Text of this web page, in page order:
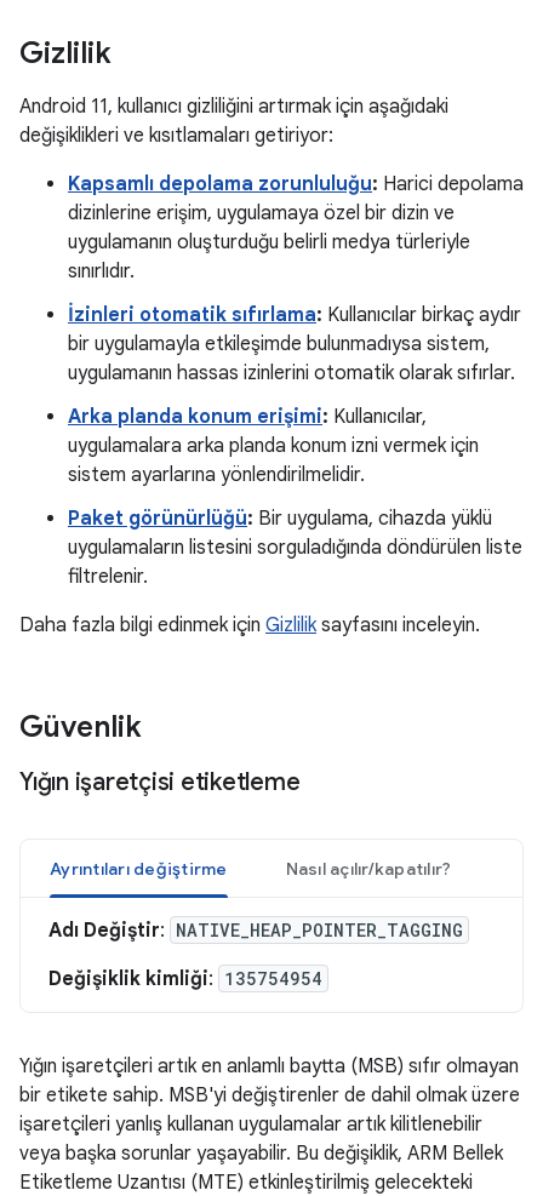
Gizlilik
Android 11, kullanıcı gizliliğini artırmak için aşağıdaki
değişiklikleri ve kısıtlamaları getiriyor:
Kapsamlı depolama zorunluluğu: Harici depolama
dizinlerine erişim, uygulamaya özel bir dizin ve
uygulamanın oluşturduğu belirli medya türleriyle
sınırlıdır.
İzinleri otomatik sıfırlama: Kullanıcılar birkaç aydır
bir uygulamayla etkileşimde bulunmadıysa sistem,
uygulamanın hassas izinlerini otomatik olarak sıfırlar.
Arka planda konum erişimi: Kullanıcılar,
uygulamalara arka planda konum izni vermek için
sistem ayarlarına yönlendirilmelidir.
Paket görünürlüğü: Bir uygulama, cihazda yüklü
uygulamaların listesini sorguladığında döndürülen liste
filtrelenir.
Daha fazla bilgi edinmek için Gizliliksayfasını inceleyin.
Güvenlik
Yığın işaretçisi etiketleme
Ayrıntıları değiştirme Nasıl açılır/kapatılır?
Adı Değiştir: NATIVE_HEAP_POINTER_TAGGING
Değişiklik kimliği: 135754954
Yığın işaretçileri artık en anlamlı baytta (MSB) sıfır olmayan
bir etikete sahip. MSB'yi değiştirenler de dahil olmak üzere
işaretçileri yanlış kullanan uygulamalar artık kilitlenebilir
veya başka sorunlar yaşayabilir. Bu değişiklik, ARM Bellek
Etiketleme Uzantısı (MTE) etkinleştirilmiş gelecekteki